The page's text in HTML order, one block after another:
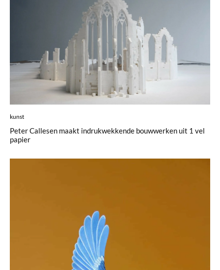
kunst
Peter Callesen maakt indrukwekkende bouwwerken uit 1 vel
papier